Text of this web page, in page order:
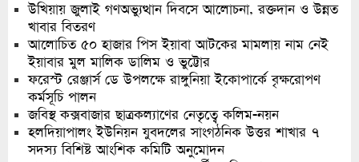
উখিয়ায় জুলাই গণঅভ্যুত্থান দিবসে আলোচনা, রক্তদান ও উন্নত
খাবার বিতরণ
আলোচিত ৫০ হাজার পিস ইয়াবা আটকের মামলায় নাম নেই
ইয়াবার মুল মালিক ডালিম ও ভুট্টোর
ফরেস্ট রেঞ্জার্স ডে উপলক্ষে রাঙ্গুনিয়া ইকোপার্কে বৃক্ষরোপণ
কর্মসূচি পালন
জবিস্থ কক্সবাজার ছাত্রকল্যাণের নেতৃত্বে কলিম-নয়ন
হলদিয়াপালং ইউনিয়ন যুবদলের সাংগঠনিক উত্তর শাখার ৭
সদস্য বিশিষ্ট আংশিক কমিটি অনুমোদন